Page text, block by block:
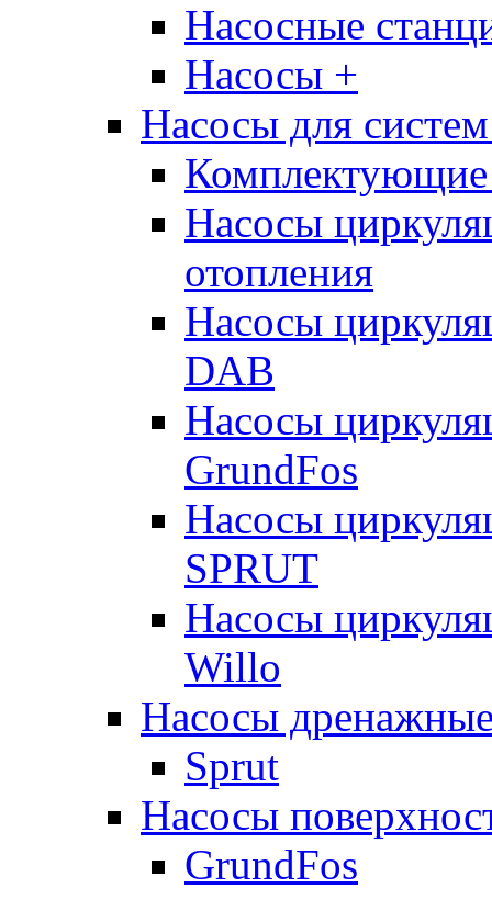
Насосные
Насосы +
Насосы для
Комплектующие
Насосы
отопления
Насосы
DAB
Насосы
GrundFos
Насосы
SPRUT
Насосы
Willo
Насосы
Sprut
Насосы
GrundFos